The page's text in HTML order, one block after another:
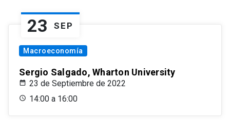
23 SEP
Macroeconomía
Sergio Salgado, Wharton University
23 de Septiembre de 2022
14:00 a 16:00